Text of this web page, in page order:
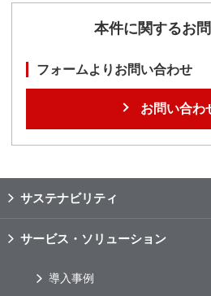
本件に関するお
フォームよりお問い合わせ
お問い合わ
サステナビリティ
サービス・ソリューション
導入事例